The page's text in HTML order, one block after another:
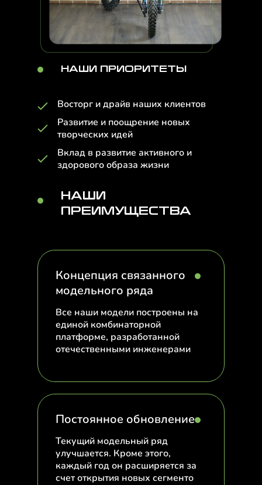
НАШИ ПРИОРИТЕТЫ
Восторг и драйв наших клиентов
Развитие и поощрение новых
творческих идей
Вклад в развитие активного и
здорового образа жизни
НАШИ
ПРЕИМУЩЕСТВА
Концепция связанного
модельного ряда
Все наши модели построены на
единой комбинаторной
платформе, разработанной
отечественными инженерами
Постоянное обновление
Текущий модельный ряд
улучшается. Кроме этого,
каждый год он расширяется за
счет открытия новых сегменто